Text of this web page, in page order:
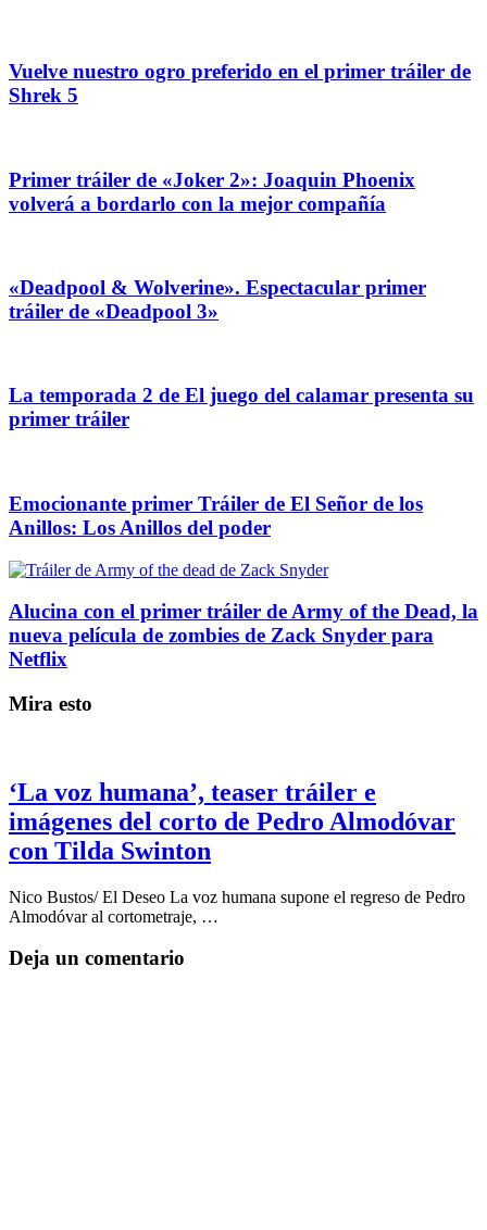
Vuelve nuestro ogro preferido en el primer tráiler de
Shrek 5
Primer tráiler de «Joker 2»: Joaquin Phoenix
volverá a bordarlo con la mejor compañía
«Deadpool & Wolverine». Espectacular primer
tráiler de «Deadpool 3»
La temporada 2 de El juego del calamar presenta su
primer tráiler
Emocionante primer Tráiler de El Señor de los
Anillos: Los Anillos del poder
Alucina con el primer tráiler de Army of the Dead, la
nueva película de zombies de Zack Snyder para
Netflix
Mira esto
‘La voz humana’, teaser tráiler e
imágenes del corto de Pedro Almodóvar
con Tilda Swinton
Nico Bustos/ El Deseo La voz humana supone el regreso de Pedro
Almodóvar al cortometraje, …
Deja un comentario